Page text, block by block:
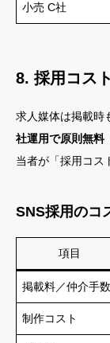
小売 C社
8. 採用コス
求人媒体は掲載時
社運用で原則無料
当者が「採用コス
SNS採用のコ
項目
掲載料／仲介手
制作コスト